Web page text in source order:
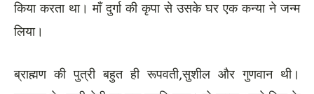
किया करता था। माँ दुर्गा की कृपा से उसके घर एक कन्या ने जन्म
लिया।
ब्राह्मण की पुत्री बहुत ही रूपवती,सुशील और गुणवान थी।